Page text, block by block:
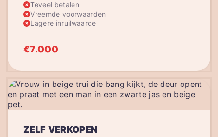
Teveel betalen
Vreemde voorwaarden
Lagere inruilwaarde
€7.000
ZELF VERKOPEN